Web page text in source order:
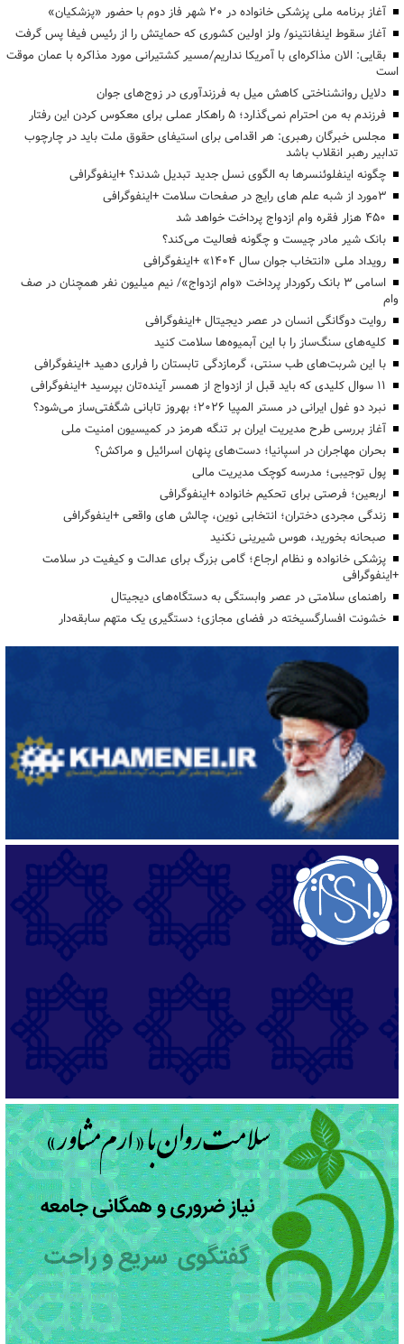
آغاز برنامه ملی پزشکی خانواده در ۲۰ شهر فاز دوم با حضور «پزشکیان»
آغاز سقوط اینفانتینو/ ولز اولین کشوری که حمایتش را از رئیس فیفا پس گرفت
بقایی: الان مذاکره‌ای با آمریکا نداریم/مسیر کشتیرانی مورد مذاکره با عمان موقت
است
دلایل روانشناختی کاهش میل به فرزندآوری در زوج‌های جوان
فرزندم به من احترام نمی‌گذارد؛ ۵ راهکار عملی برای معکوس کردن این رفتار
مجلس خبرگان رهبری: هر اقدامی برای استیفای حقوق ملت باید در چارچوب
تدابیر رهبر انقلاب باشد
چگونه اینفلوئنسرها به الگوی نسل جدید تبدیل شدند؟ +اینفوگرافی
3مورد از شبه علم های رایج در صفحات سلامت +اینفوگرافی
۴۵۰ هزار فقره وام ازدواج پرداخت خواهد شد
بانک شیر مادر چیست و چگونه فعالیت می‌کند؟
رویداد ملی «انتخاب جوان سال ۱۴۰۴» +اینفوگرافی
اسامی ۳ بانک رکوردار پرداخت «وام ازدواج»/ نیم میلیون نفر همچنان در صف
وام
روایت دوگانگی انسان در عصر دیجیتال +اینفوگرافی
کلیه‌های سنگ‌ساز را با این آبمیوه‌ها سلامت کنید
با این شربت‌های طب سنتی، گرمازدگی تابستان را فراری دهید +اینفوگرافی
۱۱ سوال کلیدی که باید قبل از ازدواج از همسر آینده‌تان بپرسید +اینفوگرافی
نبرد دو غول ایرانی در مستر المپیا ۲۰۲۶؛ بهروز تابانی شگفتی‌ساز می‌شود؟
آغاز بررسی طرح مدیریت ایران بر تنگه هرمز در کمیسیون امنیت ملی
بحران مهاجران در اسپانیا؛ دست‌های پنهان اسرائیل و مراکش؟
پول توجیبی؛ مدرسه کوچک مدیریت مالی
اربعین؛ فرصتی برای تحکیم خانواده +اینفوگرافی
زندگی مجردی دختران؛ انتخابی نوین، چالش های واقعی +اینفوگرافی
صبحانه بخورید، هوس شیرینی نکنید
پزشکی خانواده و نظام ارجاع؛ گامی بزرگ برای عدالت و کیفیت در سلامت
+اینفوگرافی
راهنمای سلامتی در عصر وابستگی به دستگاه‌های دیجیتال
خشونت افسارگسیخته در فضای مجازی؛ دستگیری یک متهم سابقه‌دار